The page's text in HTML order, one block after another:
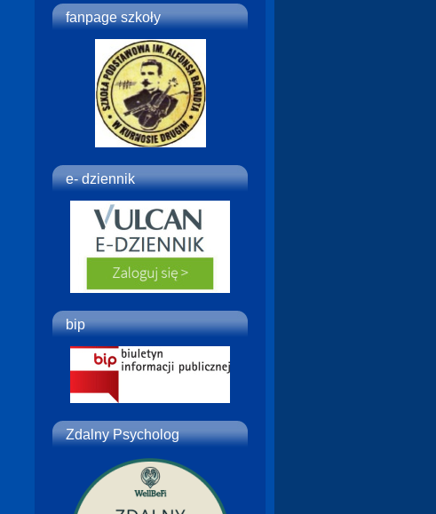
fanpage szkoły
e- dziennik
bip
Zdalny Psycholog